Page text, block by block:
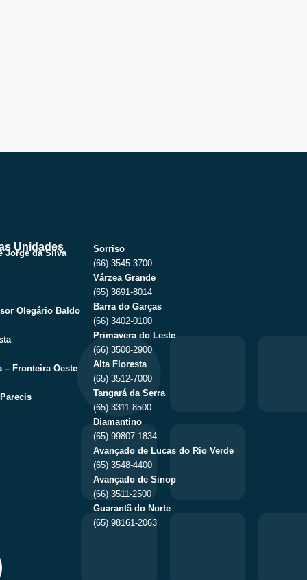
Unidades
Jorge da Silva
Olegário Baldo
– Fronteira Oeste
Sorriso
(66) 3545-3700
Várzea Grande
(65) 3691-8014
Barra do Garças
(66) 3402-0100
Primavera do Leste
(66) 3500-2900
Alta Floresta
(65) 3512-7000
Tangará da Serra
(65) 3311-8500
Diamantino
(65) 99807-1834
Avançado de Lucas do Rio Verde
(65) 3548-4400
Avançado de Sinop
(66) 3511-2500
Guarantã do Norte
(65) 98161-2063